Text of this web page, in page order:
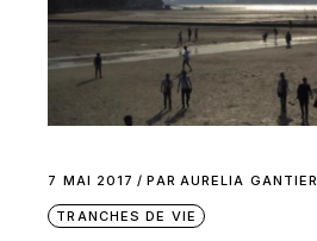
7 MAI 2017 PAR AURELIA GANTIER
TRANCHES DE VIE